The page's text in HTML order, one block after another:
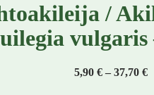
/
vulgaris
5,90 € – 37,70 €